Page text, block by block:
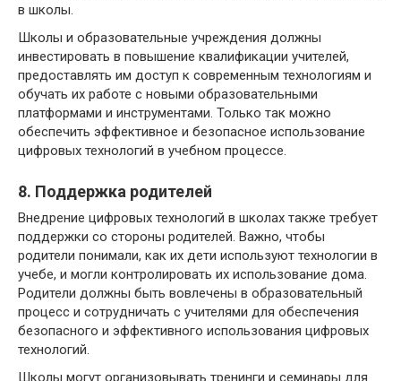
в школы.
Школы и образовательные учреждения должны
инвестировать в повышение квалификации учителей,
предоставлять им доступ к современным технологиям и
обучать их работе с новыми образовательными
платформами и инструментами. Только так можно
обеспечить эффективное и безопасное использование
цифровых технологий в учебном процессе.
8. Поддержка родителей
Внедрение цифровых технологий в школах также требует
поддержки со стороны родителей. Важно, чтобы
родители понимали, как их дети используют технологии в
учебе, и могли контролировать их использование дома.
Родители должны быть вовлечены в образовательный
процесс и сотрудничать с учителями для обеспечения
безопасного и эффективного использования цифровых
технологий.
Школы могут организовывать тренинги и семинары для